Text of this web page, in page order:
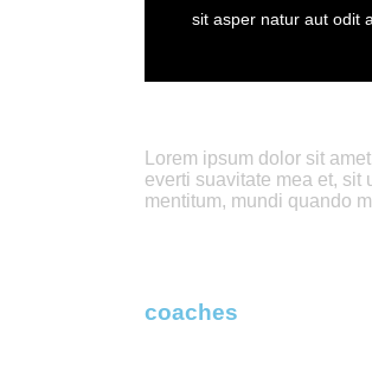
sit asper natur aut odit
Lorem ipsum dolor sit
everti suavitate mea et,
mentitum, mundi quando
coaches